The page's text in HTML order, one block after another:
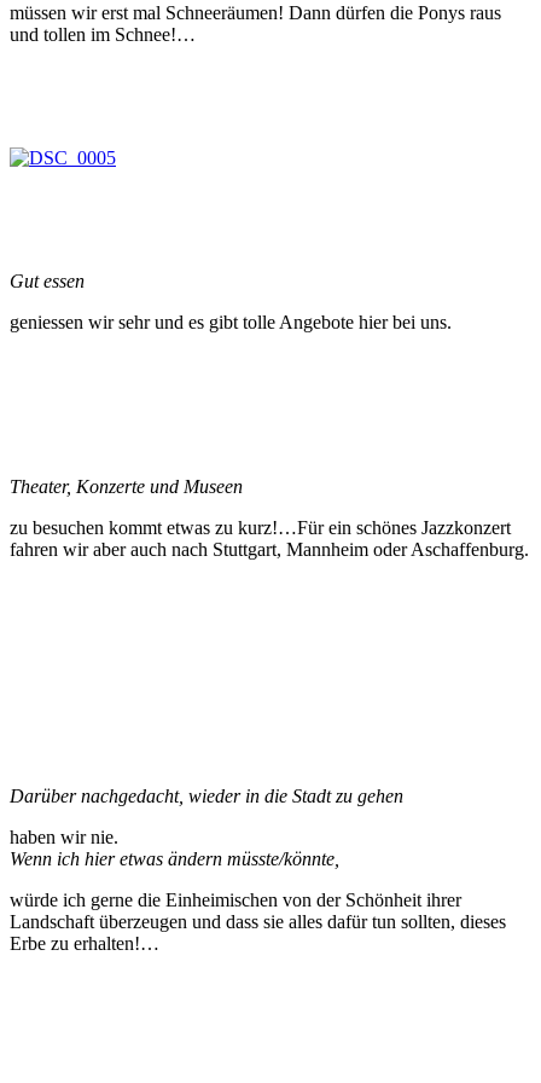
müssen wir erst mal Schneeräumen! Dann dürfen die Ponys raus
und tollen im Schnee!…
Gut essen
geniessen wir sehr und es gibt tolle Angebote hier bei uns.
Theater, Konzerte und Museen
zu besuchen kommt etwas zu kurz!…Für ein schönes Jazzkonzert
fahren wir aber auch nach Stuttgart, Mannheim oder Aschaffenburg.
Darüber nachgedacht, wieder in die Stadt zu gehen
haben wir nie.
Wenn ich hier etwas ändern müsste/könnte,
würde ich gerne die Einheimischen von der Schönheit ihrer
Landschaft überzeugen und dass sie alles dafür tun sollten, dieses
Erbe zu erhalten!…